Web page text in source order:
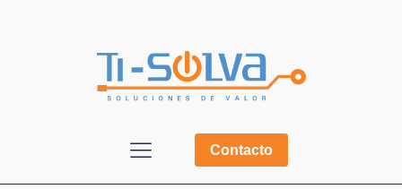
Contacto